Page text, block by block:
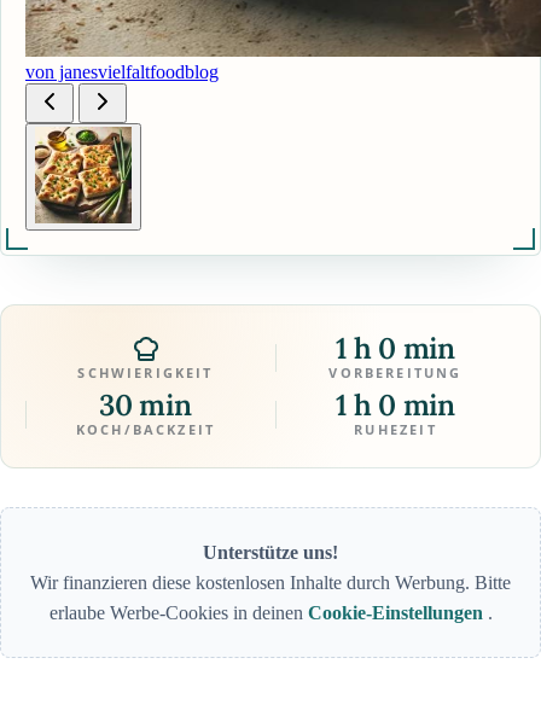
von janesvielfaltfoodblog
SCHWIERIGKEIT
1 h 0 min
VORBEREITUNG
30 min
KOCH/BACKZEIT
1 h 0 min
RUHEZEIT
Unterstütze uns!
Wir finanzieren diese kostenlosen Inhalte durch Werbung. Bitte
erlaube Werbe-Cookies in deinen Cookie-Einstellungen .